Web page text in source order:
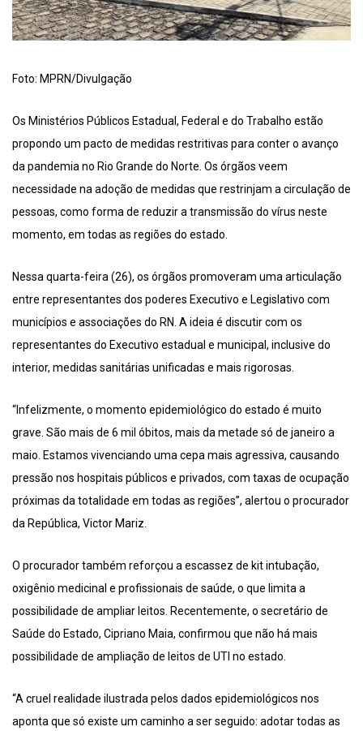
Foto: MPRN/Divulgação
Os Ministérios Públicos Estadual, Federal e do Trabalho estão
propondo um pacto de medidas restritivas para conter o avanço
da pandemia no Rio Grande do Norte. Os órgãos veem
necessidade na adoção de medidas que restrinjam a circulação de
pessoas, como forma de reduzir a transmissão do vírus neste
momento, em todas as regiões do estado.
Nessa quarta-feira (26), os órgãos promoveram uma articulação
entre representantes dos poderes Executivo e Legislativo com
municípios e associações do RN. A ideia é discutir com os
representantes do Executivo estadual e municipal, inclusive do
interior, medidas sanitárias unificadas e mais rigorosas.
“Infelizmente, o momento epidemiológico do estado é muito
grave. São mais de 6 mil óbitos, mais da metade só de janeiro a
maio. Estamos vivenciando uma cepa mais agressiva, causando
pressão nos hospitais públicos e privados, com taxas de ocupação
próximas da totalidade em todas as regiões”, alertou o procurador
da República, Victor Mariz.
O procurador também reforçou a escassez de kit intubação,
oxigênio medicinal e profissionais de saúde, o que limita a
possibilidade de ampliar leitos. Recentemente, o secretário de
Saúde do Estado, Cipriano Maia, confirmou que não há mais
possibilidade de ampliação de leitos de UTI no estado.
“A cruel realidade ilustrada pelos dados epidemiológicos nos
aponta que só existe um caminho a ser seguido: adotar todas as